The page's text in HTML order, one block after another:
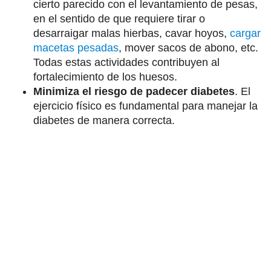
cierto parecido con el levantamiento de pesas,
en el sentido de que requiere tirar o
desarraigar malas hierbas, cavar hoyos, cargar
macetas pesadas, mover sacos de abono, etc.
Todas estas actividades contribuyen al
fortalecimiento de los huesos.
Minimiza el riesgo de padecer diabetes. El
ejercicio físico es fundamental para manejar la
diabetes de manera correcta.